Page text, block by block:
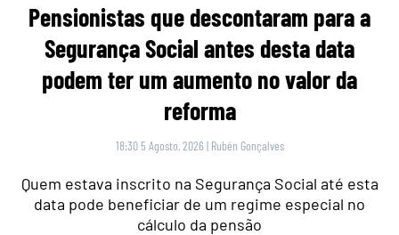
Pensionistas que descontaram para a
Segurança Social antes desta data
podem ter um aumento no valor da
reforma
18:30 5 Agosto, 2026 | Rubén Gonçalves
Quem estava inscrito na Segurança Social até esta
data pode beneficiar de um regime especial no
cálculo da pensão